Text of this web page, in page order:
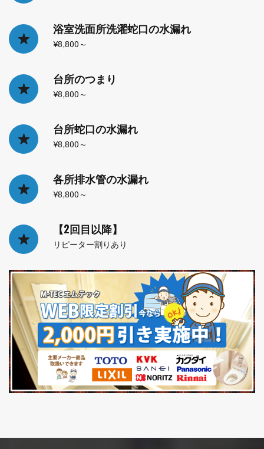
浴室洗面所洗濯蛇口の水漏れ
¥8,800～
台所のつまり
¥8,800～
台所蛇口の水漏れ
¥8,800～
各所排水管の水漏れ
¥8,800～
【2回目以降】
リピーター割りあり